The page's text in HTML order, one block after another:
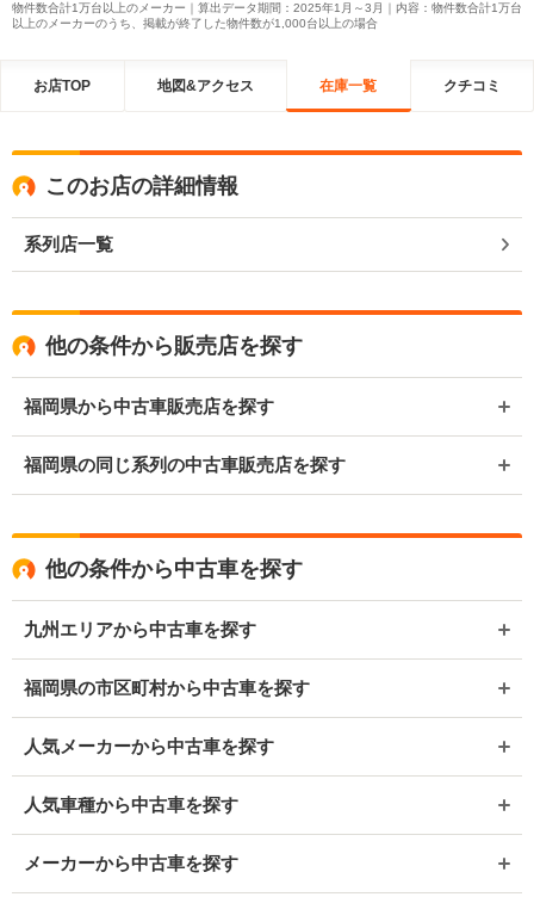
物件数合計1万台以上のメーカー｜算出データ期間：2025年1月～3月｜内容：物件数合計1万台
以上のメーカーのうち、掲載が終了した物件数が1,000台以上の場合
お店TOP 地図&アクセス 在庫一覧 クチコミ
このお店の詳細情報
系列店一覧
他の条件から販売店を探す
福岡県から中古車販売店を探す
福岡県の同じ系列の中古車販売店を探す
他の条件から中古車を探す
九州エリアから中古車を探す
福岡県の市区町村から中古車を探す
人気メーカーから中古車を探す
人気車種から中古車を探す
メーカーから中古車を探す